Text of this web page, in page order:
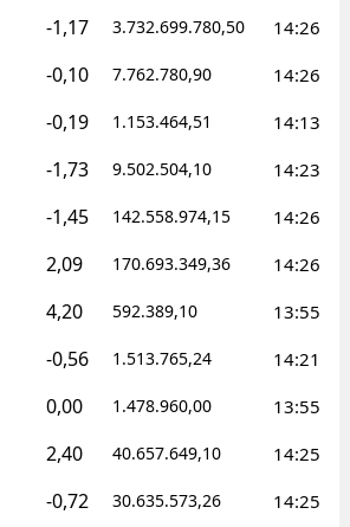
Karabük
-1,17 3.732.699.780,50 14:26
-0,10 7.762.780,90 14:26
-0,19 1.153.464,51 14:13
-1,73 9.502.504,10 14:23
-1,45 142.558.974,15 14:26
2,09 170.693.349,36 14:26
4,20 592.389,10 13:55
-0,56 1.513.765,24 14:21
0,00 1.478.960,00 13:55
2,40 40.657.649,10 14:25
-0,72 30.635.573,26 14:25